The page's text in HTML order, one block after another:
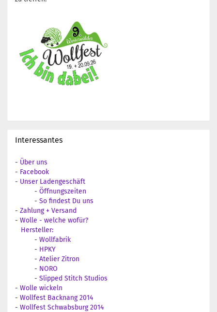
Interessantes
- Über uns
- Facebook
- Unser Ladengeschäft
- Öffnungszeiten
- So findest Du uns
- Zahlung + Versand
- Wolle - welche wofür?
Hersteller:
- Wollfabrik
- HPKY
- Atelier Zitron
- NORO
- Slipped Stitch Studios
- Wolle wickeln
- Wollfest Backnang 2014
- Wollfest Schwabsburg 2014